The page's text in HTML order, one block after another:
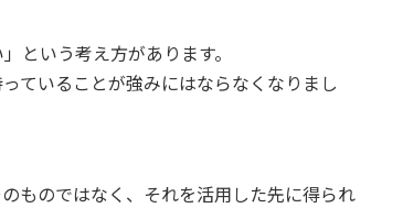
という考え方があります。
ていることが強みにはならなくなりまし
ものではなく、それを活用した先に得られ